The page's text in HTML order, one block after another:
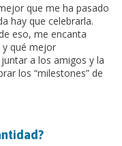
que me ha pasado
hay que celebrarla.
eso, me encanta
y qué mejor
a los amigos y la
los “milestones” de